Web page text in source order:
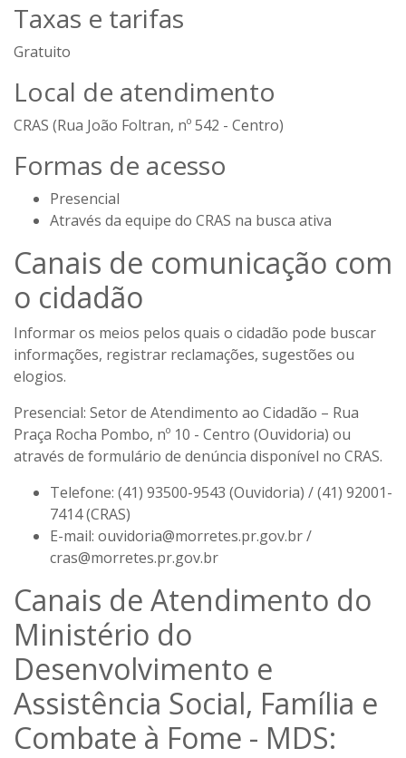
Taxas e tarifas
Gratuito
Local de atendimento
CRAS (Rua João Foltran, nº 542 - Centro)
Formas de acesso
Presencial
Através da equipe do CRAS na busca ativa
Canais de comunicação com
o cidadão
Informar os meios pelos quais o cidadão pode buscar
informações, registrar reclamações, sugestões ou
elogios.
Presencial: Setor de Atendimento ao Cidadão – Rua
Praça Rocha Pombo, nº 10 - Centro (Ouvidoria) ou
através de formulário de denúncia disponível no CRAS.
Telefone: (41) 93500-9543 (Ouvidoria) / (41) 92001-
7414 (CRAS)
E-mail: ouvidoria@morretes.pr.gov.br /
cras@morretes.pr.gov.br
Canais de Atendimento do
Ministério do
Desenvolvimento e
Assistência Social, Família e
Combate à Fome - MDS: